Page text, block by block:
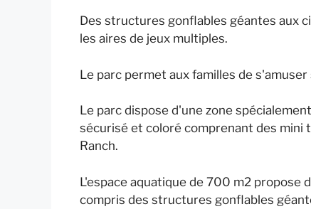
Des structures gonflables géantes aux
les aires de jeux multiples.
Le parc permet aux familles de s'amuser
Le parc dispose d'une zone
sécurisé et coloré comprenant des mini
Ranch.
L'espace aquatique de 700 m2 propose
compris des structures gonflables